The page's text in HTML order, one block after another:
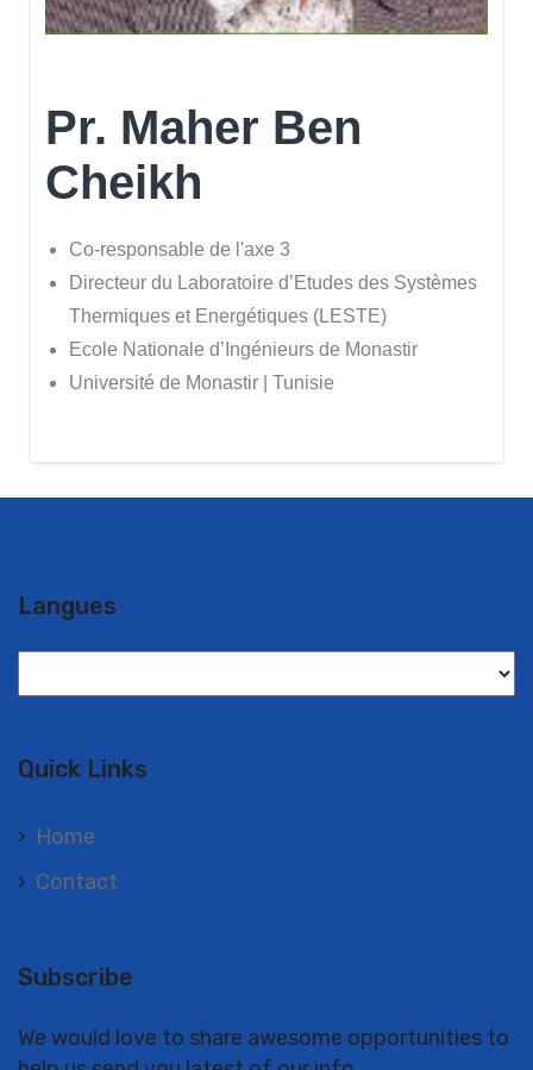
Pr. Maher Ben
Cheikh
Co-responsable de l'axe 3
Directeur du Laboratoire d’Etudes des Systèmes
Thermiques et Energétiques (LESTE)
Ecole Nationale d’Ingénieurs de Monastir
Université de Monastir | Tunisie
Langues
Quick Links
Home
Contact
Subscribe
We would love to share awesome opportunities to